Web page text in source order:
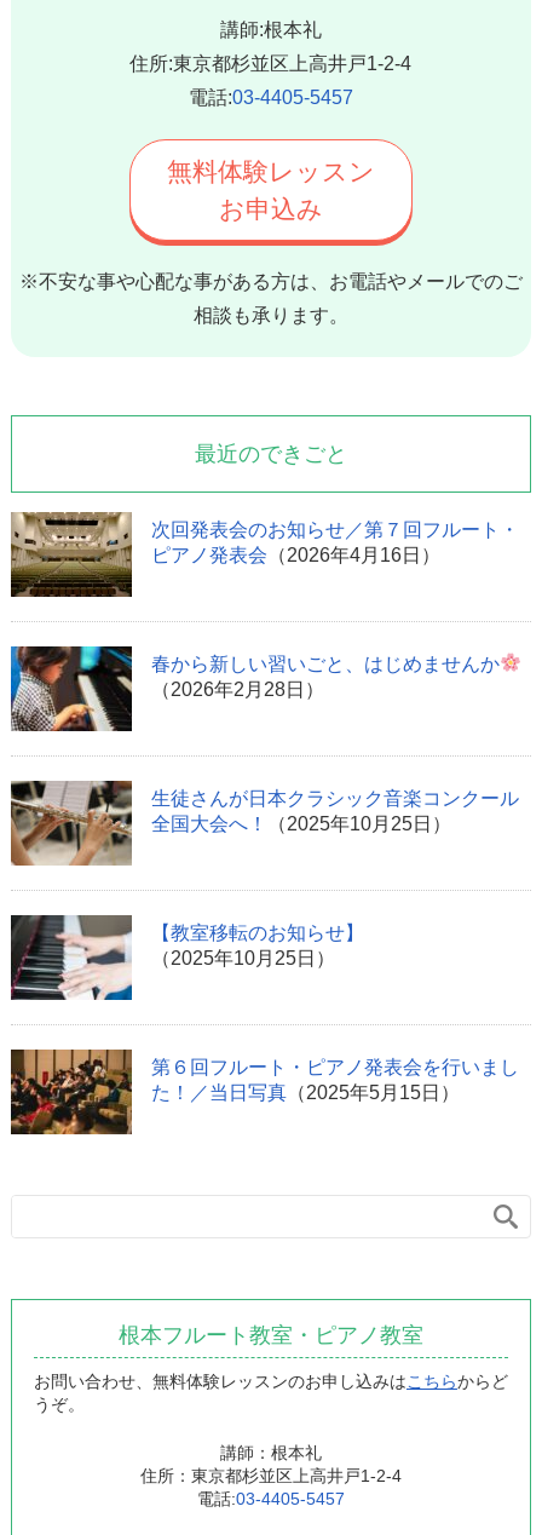
講師:根本礼
住所:東京都杉並区上高井戸1-2-4
電話:03-4405-5457
無料体験レッスン
お申込み
※不安な事や心配な事がある方は、お電話やメールでのご
相談も承ります。
最近のできごと
次回発表会のお知らせ／第７回フルート・
ピアノ発表会 （2026年4月16日）
春から新しい習いごと、はじめませんか
（2026年2月28日）
生徒さんが日本クラシック音楽コンクール
全国大会へ！
（2025年10月25日）
【教室移転のお知らせ】
（2025年10月25日）
第６回フルート・ピアノ発表会を行いまし
た！／当日写真（2025年5月15日）
根本フルート教室・ピアノ教室
お問い合わせ、無料体験レッスンのお申し込みはこちらからど
うぞ。
講師：根本礼
住所：東京都杉並区上高井戸1-2-4
電話:03-4405-5457